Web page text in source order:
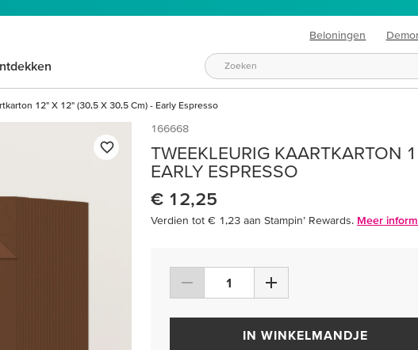
Beloningen
12" X 12" (30,5 X 30,5 Cm) - Early Espresso
166668
TWEEKLEURIG
EARLY ESPRESSO
€ 12,25
Verdien tot € 1,23 aan Stampin’ Rewards. Meer
IN WINKELMANDJE